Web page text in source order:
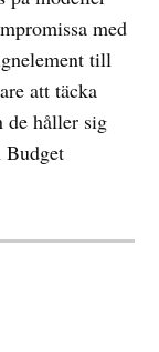
med
till
att täcka
de håller sig